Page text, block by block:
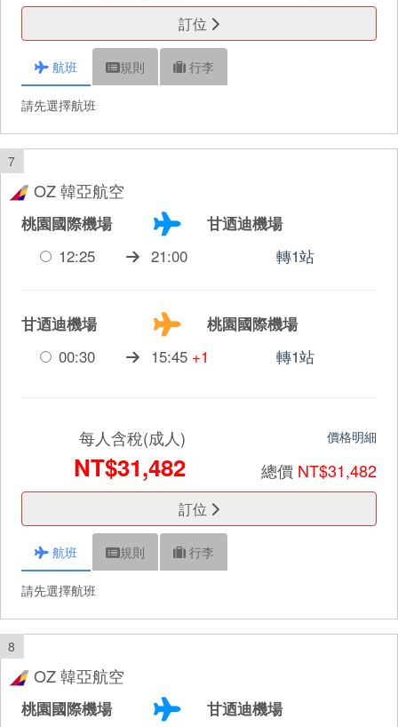
訂位
航班 規則 行李
請先選擇航班
7
OZ 韓亞航空
桃園國際機場
甘迺迪機場
12:25
21:00 轉1站
甘迺迪機場
桃園國際機場
00:30
15:45 +1 轉1站
每人含稅(成人)
NT$31,482
價格明細
總價 NT$31,482
訂位
航班 規則 行李
請先選擇航班
8
OZ 韓亞航空
桃園國際機場 甘迺迪機場